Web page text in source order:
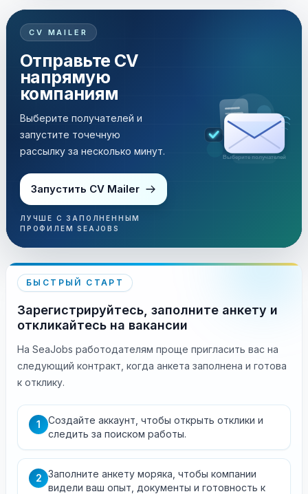
CV MAILER
Отправьте CV
напрямую
компаниям
Выберите получателей и
запустите точечную
рассылку за несколько минут.
Запустить CV Mailer
ЛУЧШЕ С ЗАПОЛНЕННЫМ
ПРОФИЛЕМ SEAJOBS
Рассылка за несколько минут
БЫСТРЫЙ СТАРТ
Зарегистрируйтесь, заполните анкету и
откликайтесь на вакансии
На SeaJobs работодателям проще пригласить вас на
следующий контракт, когда анкета заполнена и готова
к отклику.
1
Создайте аккаунт, чтобы открыть отклики и
следить за поиском работы.
2 Заполните анкету моряка, чтобы компании
видели ваш опыт, документы и готовность к